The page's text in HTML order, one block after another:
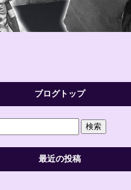
ブログトップ
最近の投稿